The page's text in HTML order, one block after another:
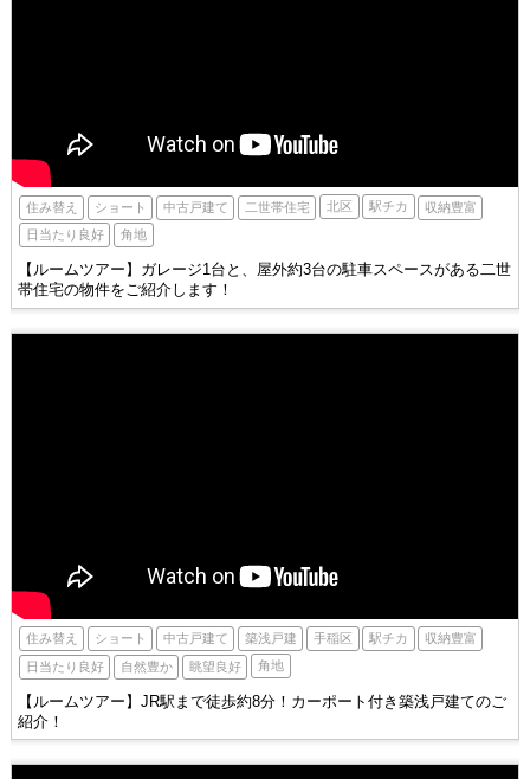
住み替え ショート 中古戸建て 二世帯住宅 北区 駅チカ
収納豊富
日当たり良好
角地
【ルームツアー】ガレージ1台と、屋外約3台の駐車スペースがある二世
帯住宅の物件をご紹介します！
住み替え ショート 中古戸建て 築浅戸建 手稲区 駅チカ
収納豊富
日当たり良好
自然豊か 眺望良好 角地
【ルームツアー】JR駅まで徒歩約8分！カーポート付き築浅戸建てのご
紹介！